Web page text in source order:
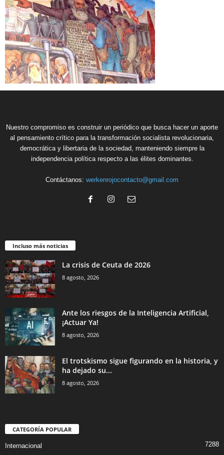
Nuestro compromiso es construir un periódico que busca hacer un aporte
al pensamiento crítico para la transformación socialista revolucionaria,
democrática y libertaria de la sociedad, manteniendo siempre la
independencia política respecto a las élites dominantes.
Contáctanos: werkenrojocontacto@gmail.com
Incluso más noticias
La crisis de Ceuta de 2026
8 agosto, 2026
Ante los riesgos de la Inteligencia Artificial,
¡Actuar Ya!
8 agosto, 2026
El trotskismo sigue figurando en la historia, y
ha dejado su...
8 agosto, 2026
CATEGORÍA POPULAR
Internacional 7288